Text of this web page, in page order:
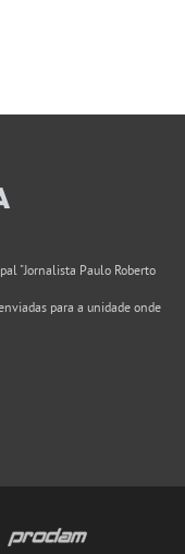
"Jornalista Paulo Roberto
para a unidade onde